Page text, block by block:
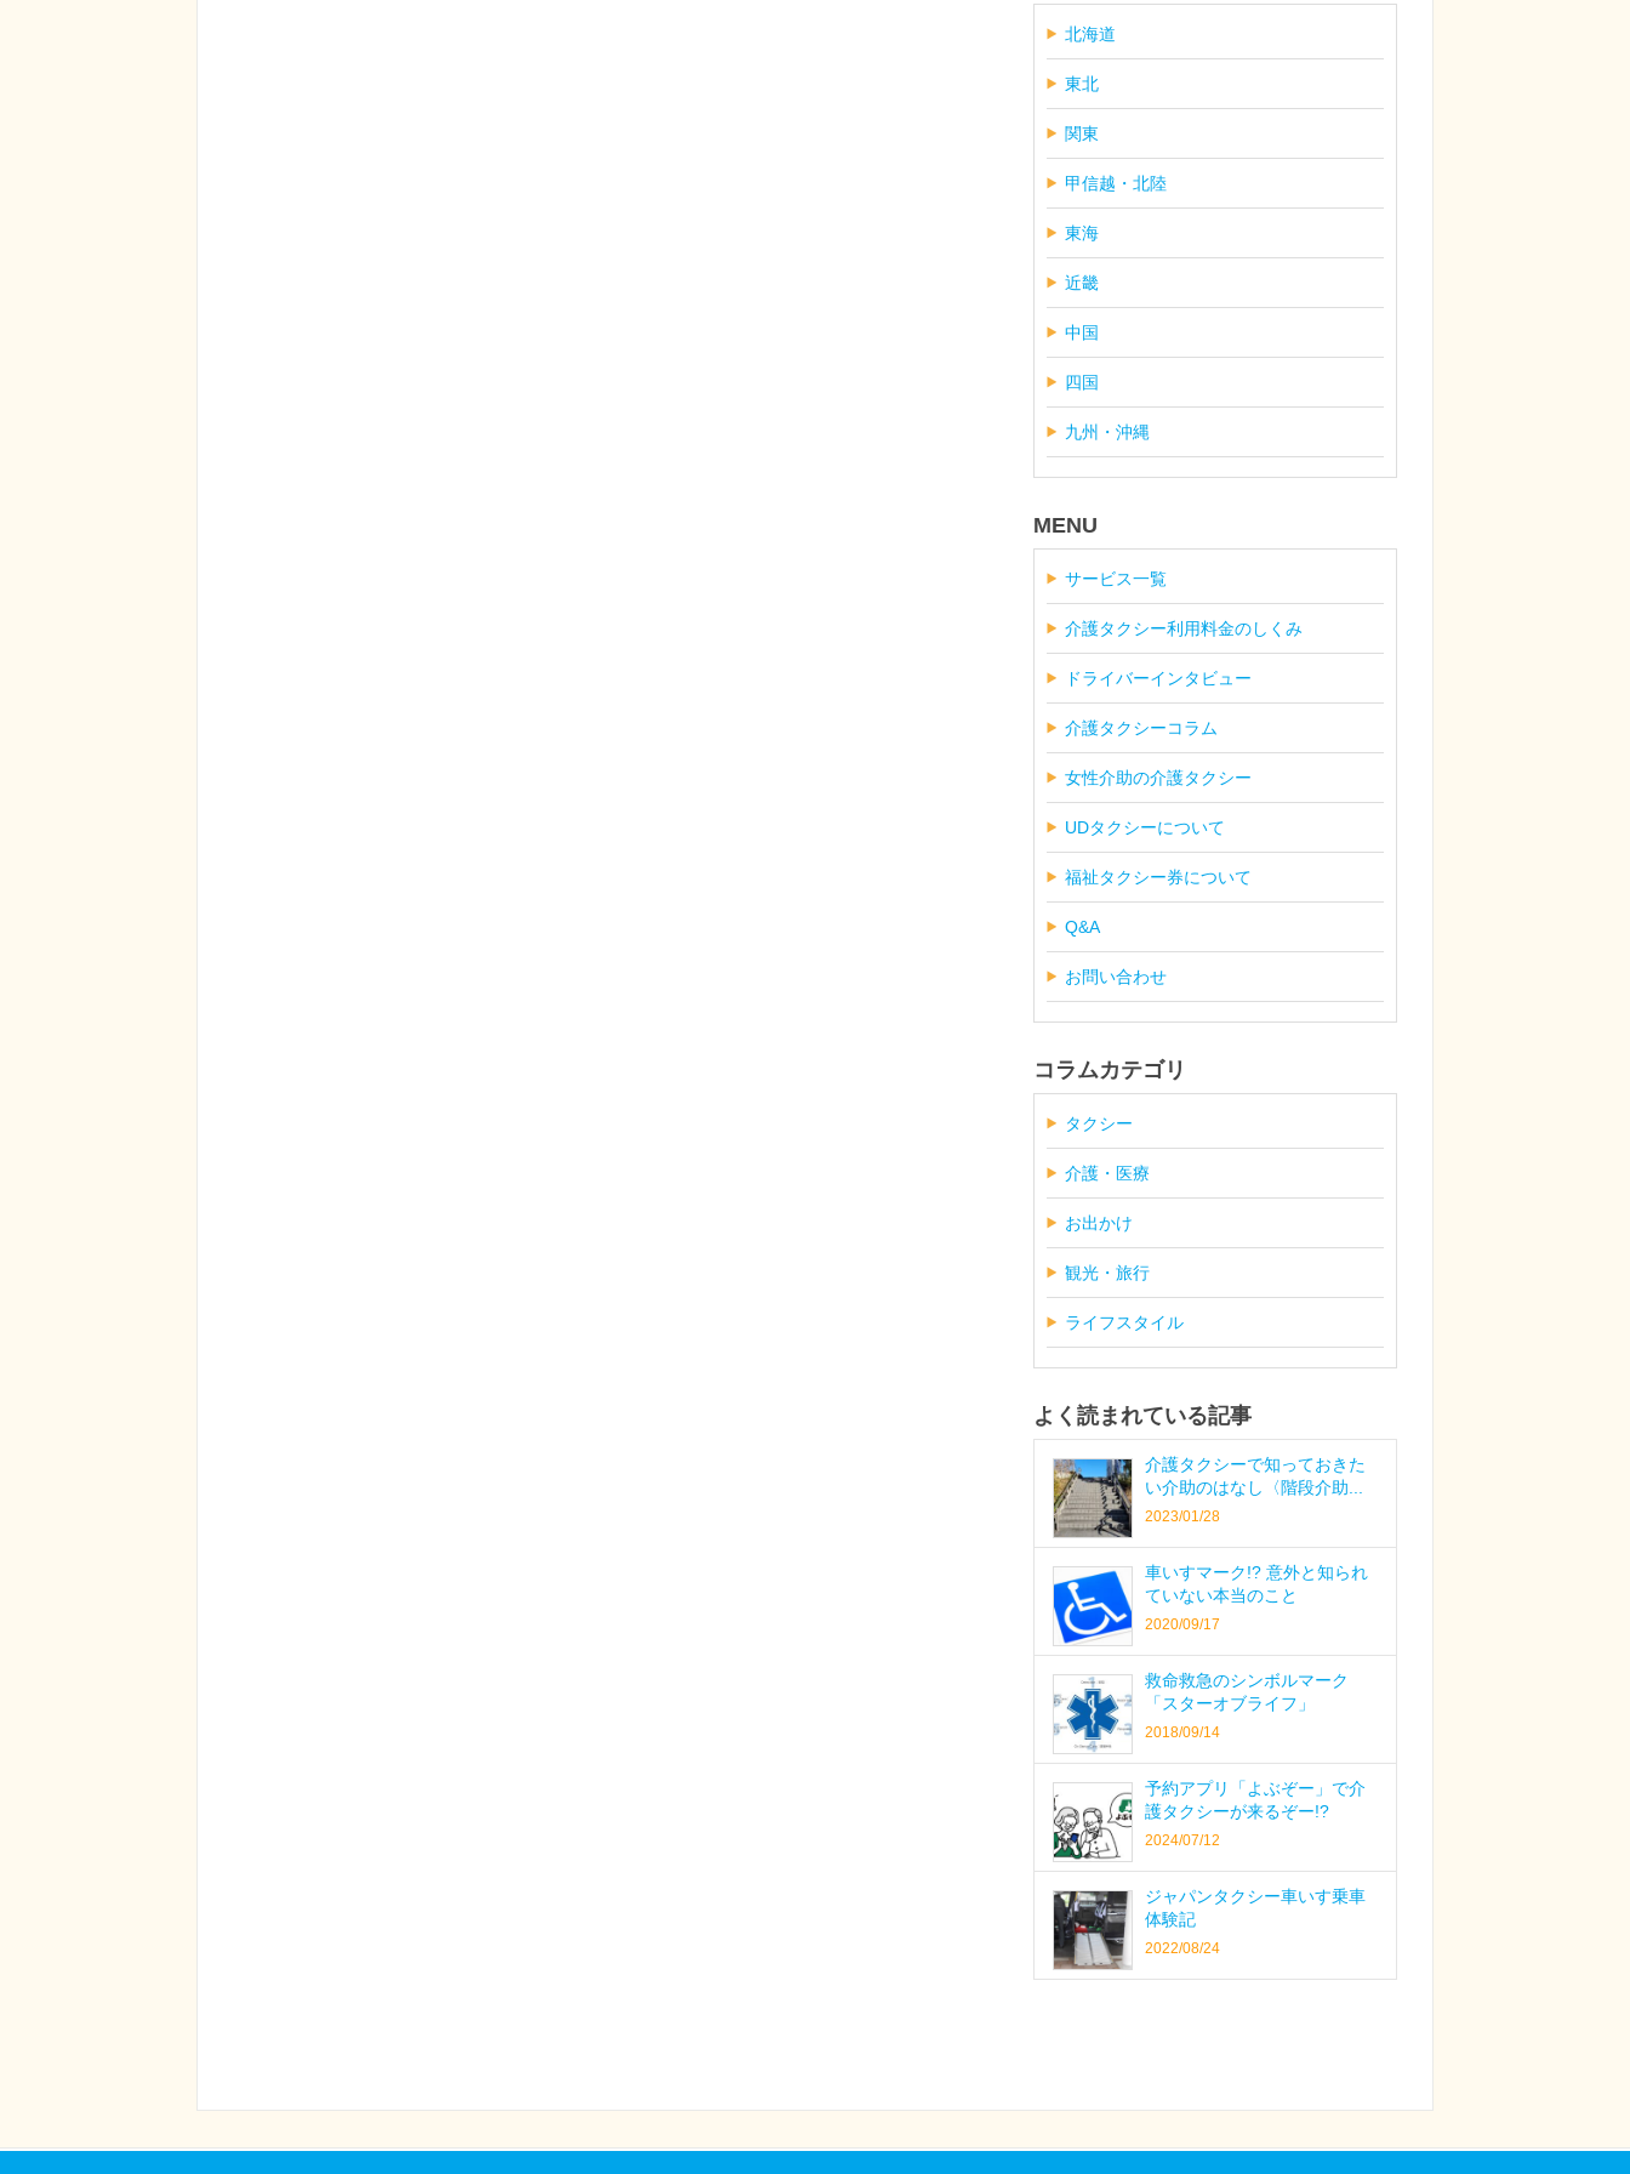
北海道
東北
関東
甲信越・北陸
東海
近畿
中国
四国
九州・沖縄
MENU
サービス一覧
介護タクシー利用料金のしくみ
ドライバーインタビュー
介護タクシーコラム
女性介助の介護タクシー
UDタクシーについて
福祉タクシー券について
Q&A
お問い合わせ
コラムカテゴリ
タクシー
介護・医療
お出かけ
観光・旅行
ライフスタイル
よく読まれている記事
介護タクシーで知っておきた
い介助のはなし〈階段介助...
2023/01/28
車いすマーク!? 意外と知られ
ていない本当のこと
2020/09/17
救命救急のシンボルマーク
「スターオブライフ」
2018/09/14
予約アプリ「よぶぞー」で介
護タクシーが来るぞー!?
2024/07/12
ジャパンタクシー車いす乗車
体験記
2022/08/24